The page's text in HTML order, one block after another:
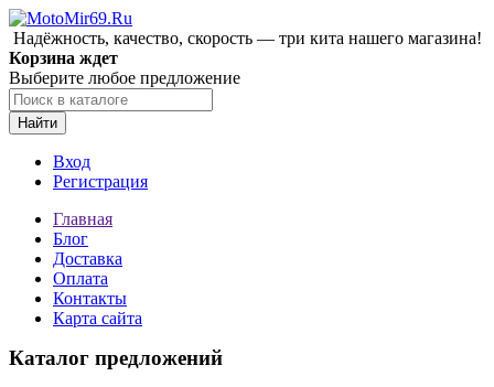
Надёжность, качество, скорость — три кита нашего магазина!
Корзина ждет
Выберите любое предложение
Найти
Вход
Регистрация
Главная
Блог
Доставка
Оплата
Контакты
Карта сайта
Каталог предложений